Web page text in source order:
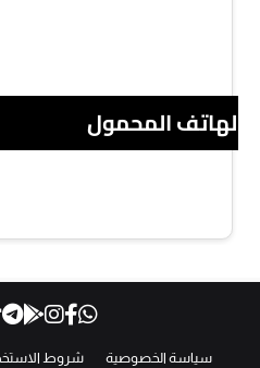
الهاتف المحمول
سياسة الخصوصية شروط